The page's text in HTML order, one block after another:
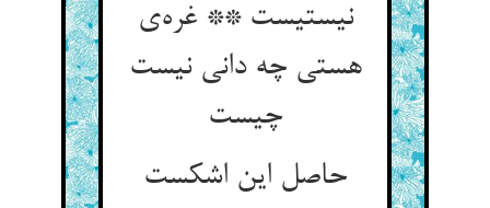
نیستیست ** غره‌ی
هستی چه دانی نیست
چیست
حاصل این اشکست